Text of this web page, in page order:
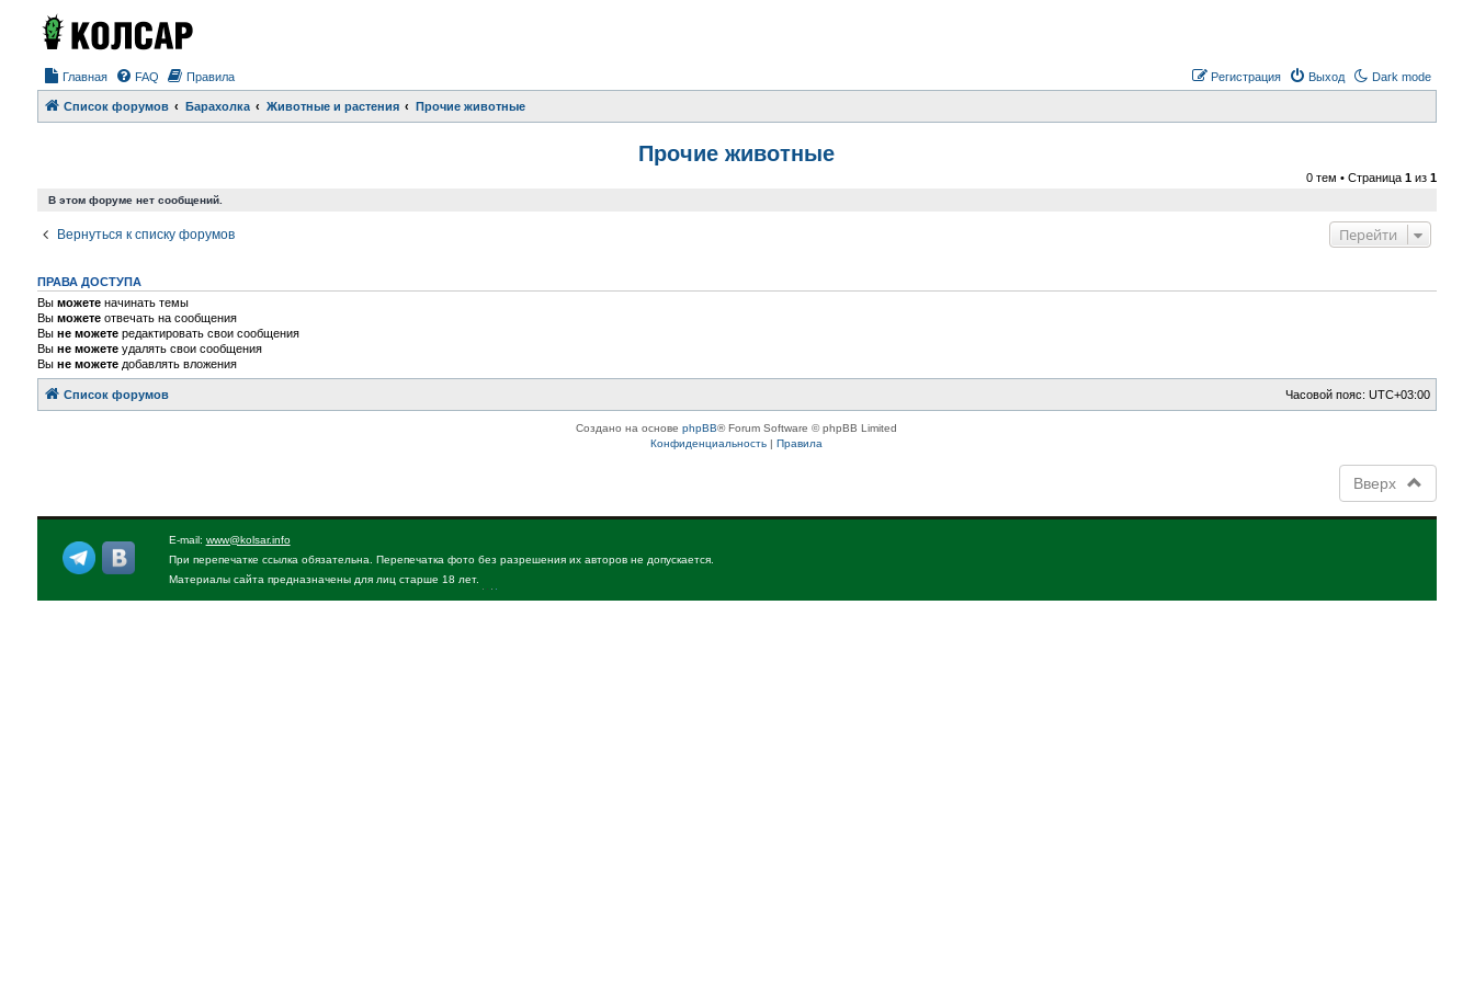
Главная Dark mode
FAQ Правила Выход
Регистрация
Список форумов Барахолка Животные и растения Прочие животные
Прочие животные
0 тем • Страница1 из1
В этом форуме нет сообщений.
Вернуться к списку форумов Перейти
ПРАВА ДОСТУПА
Вы можетеначинать темы
Вы можетеотвечать на сообщения
Вы не можетередактировать свои сообщения
Вы не можетеудалять свои сообщения
Вы не можетедобавлять вложения
Список форумов Часовой пояс:UTC+03:00
Создано на основеphpBB® Forum Software © phpBB Limited
Конфиденциальность |Правила
Вверх
E-mail: www@kolsar.info
При перепечатке ссылка обязательна. Перепечатка фото без разрешения их авторов не допускается.
Материалы сайта предназначены для лиц старше 18 лет.